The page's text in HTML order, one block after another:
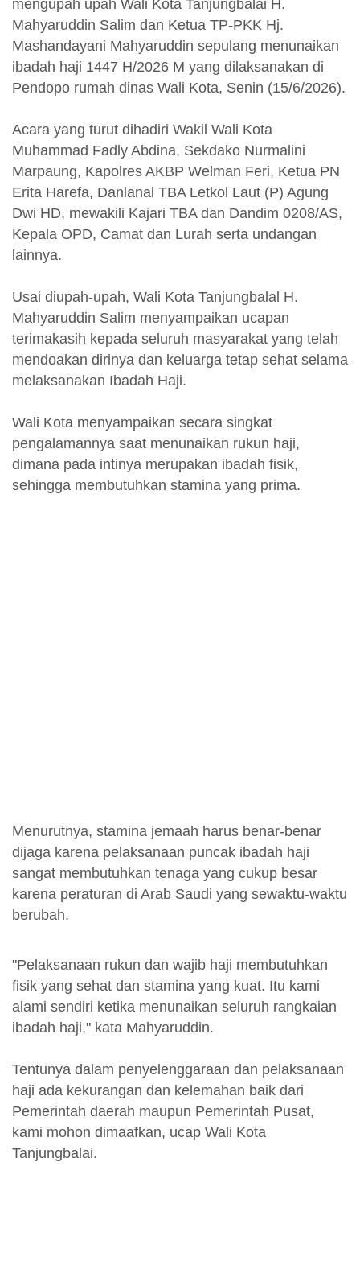
mengupah upah Wali Kota Tanjungbalai H.
Mahyaruddin Salim dan Ketua TP-PKK Hj.
Mashandayani Mahyaruddin sepulang menunaikan
ibadah haji 1447 H/2026 M yang dilaksanakan di
Pendopo rumah dinas Wali Kota, Senin (15/6/2026).
Acara yang turut dihadiri Wakil Wali Kota
Muhammad Fadly Abdina, Sekdako Nurmalini
Marpaung, Kapolres AKBP Welman Feri, Ketua PN
Erita Harefa, Danlanal TBA Letkol Laut (P) Agung
Dwi HD, mewakili Kajari TBA dan Dandim 0208/AS,
Kepala OPD, Camat dan Lurah serta undangan
lainnya.
Usai diupah-upah, Wali Kota Tanjungbalal H.
Mahyaruddin Salim menyampaikan ucapan
terimakasih kepada seluruh masyarakat yang telah
mendoakan dirinya dan keluarga tetap sehat selama
melaksanakan Ibadah Haji.
Wali Kota menyampaikan secara singkat
pengalamannya saat menunaikan rukun haji,
dimana pada intinya merupakan ibadah fisik,
sehingga membutuhkan stamina yang prima.
Menurutnya, stamina jemaah harus benar-benar
dijaga karena pelaksanaan puncak ibadah haji
sangat membutuhkan tenaga yang cukup besar
karena peraturan di Arab Saudi yang sewaktu-waktu
berubah.
"Pelaksanaan rukun dan wajib haji membutuhkan
fisik yang sehat dan stamina yang kuat. Itu kami
alami sendiri ketika menunaikan seluruh rangkaian
ibadah haji," kata Mahyaruddin.
Tentunya dalam penyelenggaraan dan pelaksanaan
haji ada kekurangan dan kelemahan baik dari
Pemerintah daerah maupun Pemerintah Pusat,
kami mohon dimaafkan, ucap Wali Kota
Tanjungbalai.